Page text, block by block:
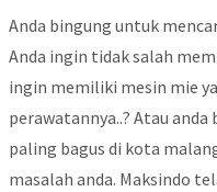
Anda bingung untuk
Anda ingin tidak salah
ingin memiliki mesin mie
perawatannya..? Atau
paling bagus di kota
masalah anda. Maksindo